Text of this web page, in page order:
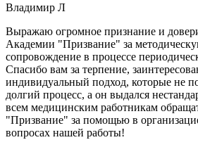
Владимир Л
Выражаю огромное признание и
Академии "Призвание" за
сопровождение в процессе
Спасибо вам за терпение,
индивидуальный подход, которые не
долгий процесс, а он выдался
всем медицинским работникам
"Призвание" за помощью в
вопросах нашей работы!